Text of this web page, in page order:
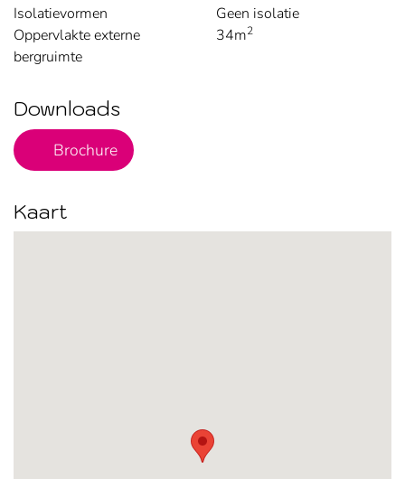
Isolatievormen
Geen isolatie
Oppervlakte externe
bergruimte
34m2
Downloads
PDF Bestand
Brochure
Kaart